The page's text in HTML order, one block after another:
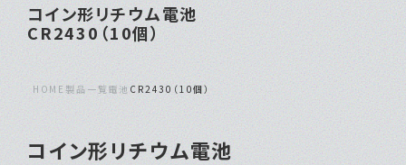
コイン形リチウム電池
CR2430（10個）
HOME製品一覧電池 CR2430（10個）
コイン形リチウム電池